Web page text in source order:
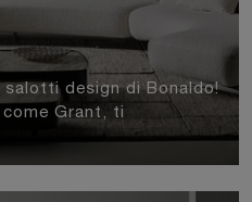
design di Bonaldo!
Grant, ti